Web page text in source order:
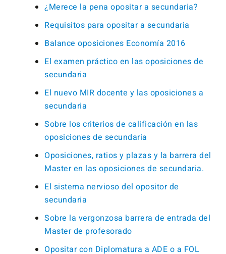
¿Merece la pena opositar a secundaria?
Requisitos para opositar a secundaria
Balance oposiciones Economía 2016
El examen práctico en las oposiciones de
secundaria
El nuevo MIR docente y las oposiciones a
secundaria
Sobre los criterios de calificación en las
oposiciones de secundaria
Oposiciones, ratios y plazas y la barrera del
Master en las oposiciones de secundaria.
El sistema nervioso del opositor de
secundaria
Sobre la vergonzosa barrera de entrada del
Master de profesorado
Opositar con Diplomatura a ADE o a FOL